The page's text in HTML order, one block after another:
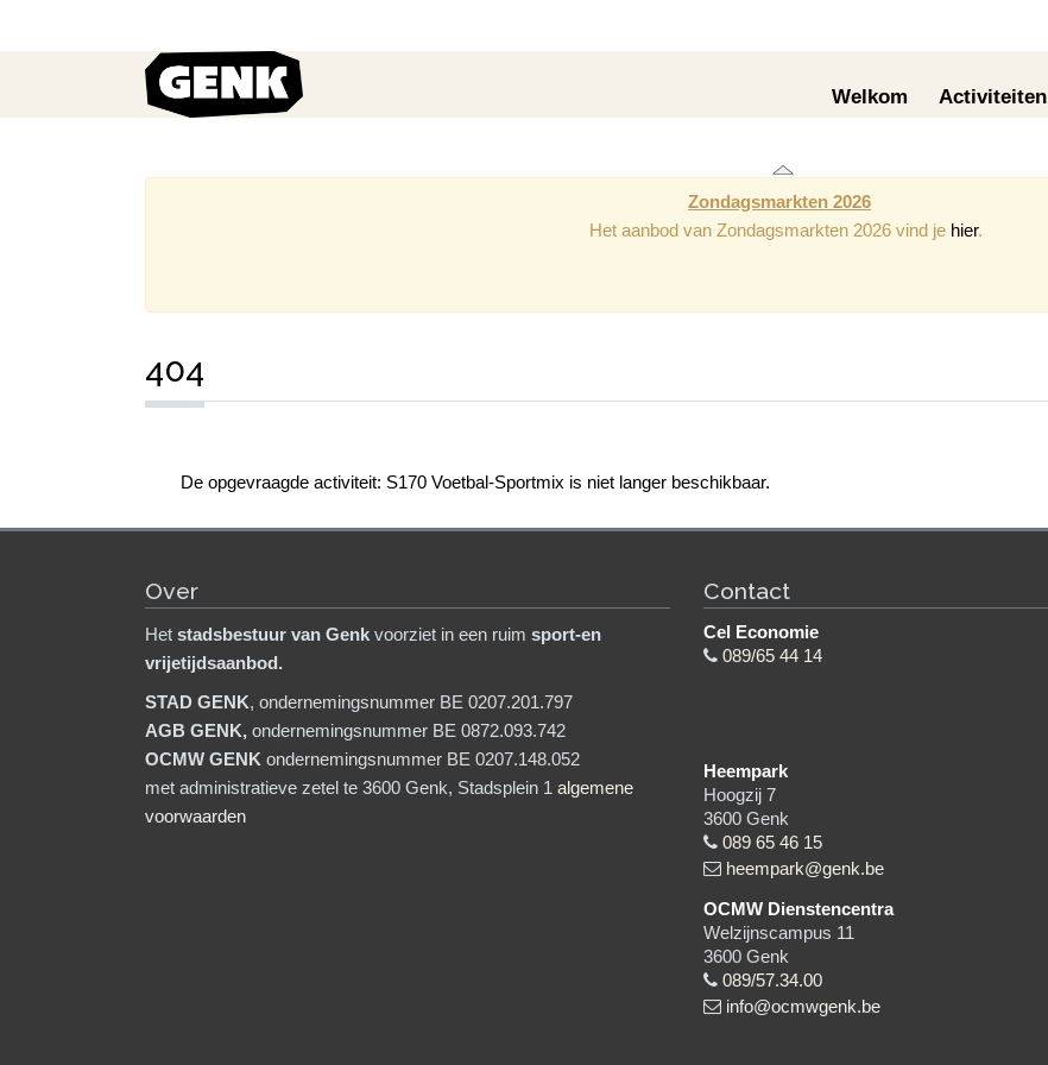
Welkom Activiteiten
Zondagsmarkten 2026
Het aanbod van Zondagsmarkten 2026 vind je hier.
404
De opgevraagde activiteit: S170 Voetbal-Sportmix is niet langer beschikbaar.
Over
Het stadsbestuur van Genk voorziet in een ruim sport-en
vrijetijdsaanbod.
STAD GENK, ondernemingsnummer BE 0207.201.797
AGB GENK, ondernemingsnummer BE 0872.093.742
OCMW GENK ondernemingsnummer BE 0207.148.052
met administratieve zetel te 3600 Genk, Stadsplein 1 algemene
voorwaarden
Contact
Cel Economie
089/65 44 14
Heempark
Hoogzij 7
3600Genk
089 65 46 15
heempark@genk.be
OCMW Dienstencentra
Welzijnscampus 11
3600Genk
089/57.34.00
info@ocmwgenk.be